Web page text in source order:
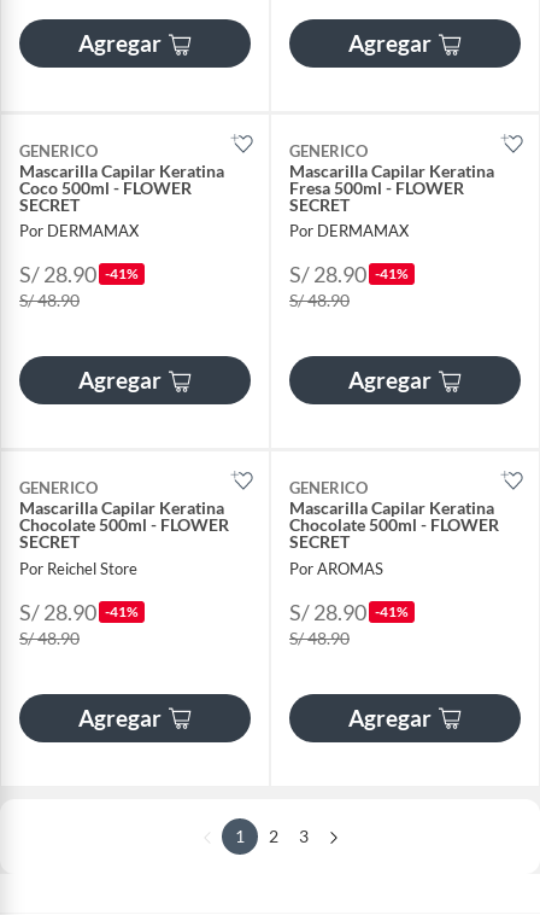
Agregar Agregar
GENERICO
Mascarilla Capilar Keratina
Coco 500ml - FLOWER
SECRET
Por DERMAMAX
S/ 28.90 -41%
S/ 48.90
Agregar
GENERICO
Mascarilla Capilar Keratina
Fresa 500ml - FLOWER
SECRET
Por DERMAMAX
S/ 28.90 -41%
S/ 48.90
Agregar
GENERICO
Mascarilla Capilar Keratina
Chocolate 500ml - FLOWER
SECRET
Por Reichel Store
S/ 28.90 -41%
S/ 48.90
Agregar
GENERICO
Mascarilla Capilar Keratina
Chocolate 500ml - FLOWER
SECRET
Por AROMAS
S/ 28.90 -41%
S/ 48.90
Agregar
1 2 3